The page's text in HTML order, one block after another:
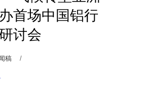
首场中国铝行
讨会
稿